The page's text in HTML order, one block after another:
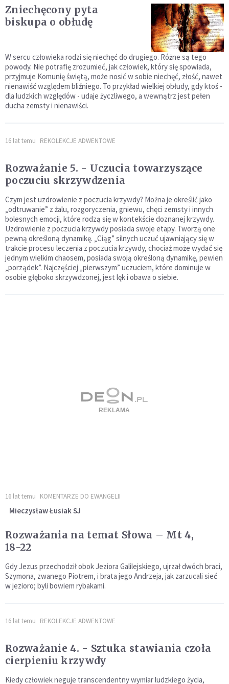
Zniechęcony pyta
biskupa o obłudę
W sercu człowieka rodzi się niechęć do drugiego. Różne są tego
powody. Nie potrafię zrozumieć, jak człowiek, który się spowiada,
przyjmuje Komunię świętą, może nosić w sobie nie­chęć, złość, nawet
nienawiść względem bliźniego. To przykład wielkiej obłudy, gdy ktoś -
dla ludzkich względów - udaje życz­liwego, a wewnątrz jest pełen
ducha zemsty i nienawiści.
16 lat temu REKOLEKCJE ADWENTOWE
Rozważanie 5. - Uczucia towarzyszące
poczuciu skrzywdzenia
Czym jest uzdrowienie z poczucia krzywdy? Można je określić jako
„odtruwanie” z żalu, rozgoryczenia, gniewu, chęci zemsty i innych
bolesnych emocji, które rodzą się w kontekście doznanej krzywdy.
Uzdrowienie z poczucia krzywdy posiada swoje etapy. Tworzą one
pewną określoną dynamikę. „Ciąg” silnych uczuć ujawniający się w
trakcie procesu leczenia z poczucia krzywdy, chociaż może wydać się
jednym wielkim chaosem, posiada swoją określoną dynamikę, pewien
„porządek”. Najczęściej „pierwszym” uczuciem, które dominuje w
osobie głęboko skrzywdzonej, jest lęk i obawa o siebie.
16 lat temu KOMENTARZE DO EWANGELII
Mieczysław Łusiak SJ
Rozważania na temat Słowa – Mt 4,
18-22
Gdy Jezus przechodził obok Jeziora Galilejskiego, ujrzał dwóch braci,
Szymona, zwanego Piotrem, i brata jego Andrzeja, jak zarzucali sieć
w jezioro; byli bowiem rybakami.
16 lat temu REKOLEKCJE ADWENTOWE
Rozważanie 4. - Sztuka stawiania czoła
cierpieniu krzywdy
Kiedy człowiek neguje transcendentny wymiar ludzkiego życia,